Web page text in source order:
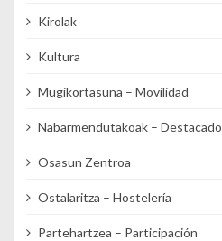
Kirolak
Kultura
Mugikortasuna – Movilidad
Nabarmendutakoak – Destacado
Osasun Zentroa
Ostalaritza – Hostelería
Partehartzea – Participación